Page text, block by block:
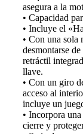
asegura a la
• Capacidad
• Incluye el
• Con una sola
desmontarse
retráctil
llave.
• Con un giro
acceso al
incluye un
• Incorpora
cierre y